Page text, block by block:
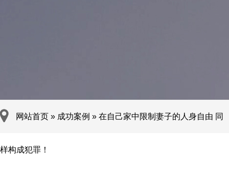
网站首页 » 成功案例 » 在自己家中限制妻子的人身自由 同
样构成犯罪！